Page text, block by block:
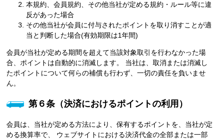
本規約、会員規約、その他当社が定める規約・ルール等に違
反があった場合
その他当社が会員に付与されたポイントを取り消すことが適
当と判断した場合(有効期限は1年間)
会員が当社が定める期間を超えて当該対象取引を行わなかった場
合、ポイントは自動的に消滅します。 当社は、取消または消滅し
たポイントについて何らの補償も行わず、一切の責任を負いませ
ん。
第６条（決済におけるポイントの利用）
会員は、当社が定める方法により、保有するポイントを、当社が定
める換算率で、 ウェブサイトにおける決済代金の全部または一部